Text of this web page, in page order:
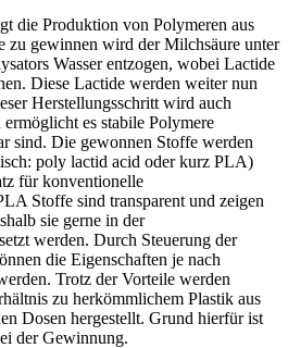
die Produktion von Polymeren aus
zu gewinnen wird der Milchsäure unter
Wasser entzogen, wobei Lactide
Diese Lactide werden weiter nun
Herstellungsschritt wird auch
es stabile Polymere
sind. Die gewonnen Stoffe werden
poly lactid acid oder kurz PLA)
für konventionelle
Stoffe sind transparent und zeigen
sie gerne in der
werden. Durch Steuerung der
die Eigenschaften je nach
Trotz der Vorteile werden
zu herkömmlichem Plastik aus
Dosen hergestellt. Grund hierfür ist
der Gewinnung.